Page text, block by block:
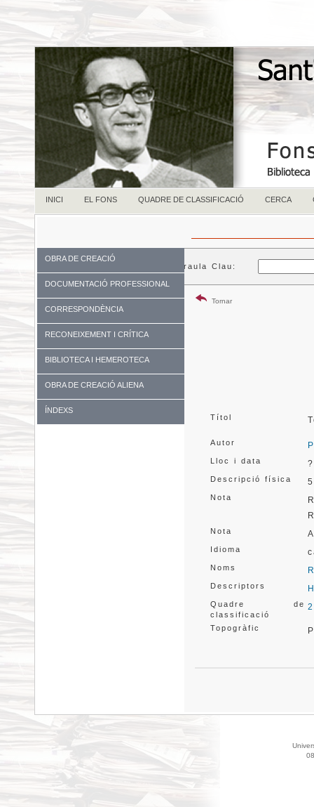
INICI EL FONS QUADRE DE CLASSIFICACIÓ CERCA
OBRA DE CREACIÓ
DOCUMENTACIÓ PROFESSIONAL
CORRESPONDÈNCIA
RECONEIXEMENT I CRÍTICA
BIBLIOTECA I HEMEROTECA
OBRA DE CREACIÓ ALIENA
ÍNDEXS
Paraula Clau:
Tornar
Títol
Autor
Lloc i data
Descripció física
Nota
Nota
Idioma
Noms
Descriptors
Quadre de
classificació
Topogràfic